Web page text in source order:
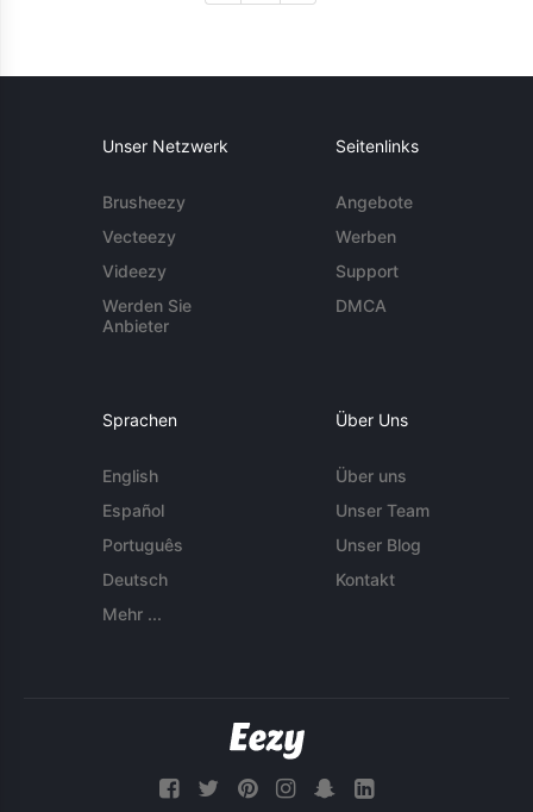
Unser Netzwerk
Brusheezy
Vecteezy
Videezy
Werden Sie
Anbieter
Seitenlinks
Angebote
Werben
Support
DMCA
Sprachen
English
Español
Português
Deutsch
Mehr ...
Über Uns
Über uns
Unser Team
Unser Blog
Kontakt